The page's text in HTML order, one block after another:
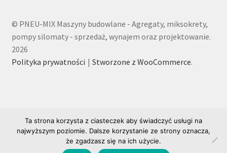
© PNEU-MIX Maszyny budowlane - Agregaty, miksokrety,
pompy silomaty - sprzedaż, wynajem oraz projektowanie.
2026
Polityka prywatności
Stworzone z WooCommerce.
Ta strona korzysta z ciasteczek aby świadczyć usługi na
najwyższym poziomie. Dalsze korzystanie ze strony oznacza,
że zgadzasz się na ich użycie.